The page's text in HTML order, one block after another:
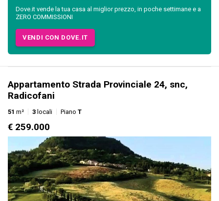
Dove.it vende la tua casa al miglior prezzo, in poche settimane e a
ZERO COMMISSIONI
VENDI CON DOVE.IT
Appartamento Strada Provinciale 24, snc,
Radicofani
51 m² 3 locali Piano T
€ 259.000